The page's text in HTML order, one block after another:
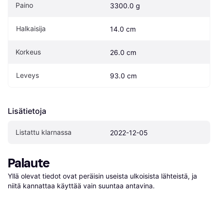
Paino 3300.0 g
Halkaisija 14.0 cm
Korkeus 26.0 cm
Leveys 93.0 cm
Lisätietoja
Listattu klarnassa 2022-12-05
Palaute
Yllä olevat tiedot ovat peräisin useista ulkoisista lähteistä, ja
niitä kannattaa käyttää vain suuntaa antavina.